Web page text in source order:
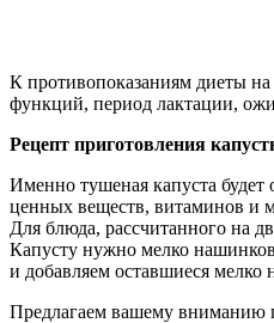
К противопоказаниям диеты
функций, период лактации,
Рецепт приготовления
Именно тушеная капуста
ценных веществ, витаминов и
Для блюда, рассчитанного на
Капусту нужно мелко
и добавляем оставшиеся
Предлагаем вашему вниманию